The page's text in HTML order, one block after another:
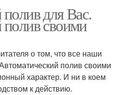
для Вас.
своими
о том, что все наши
полив своими
характер. И ни в коем
к действию.